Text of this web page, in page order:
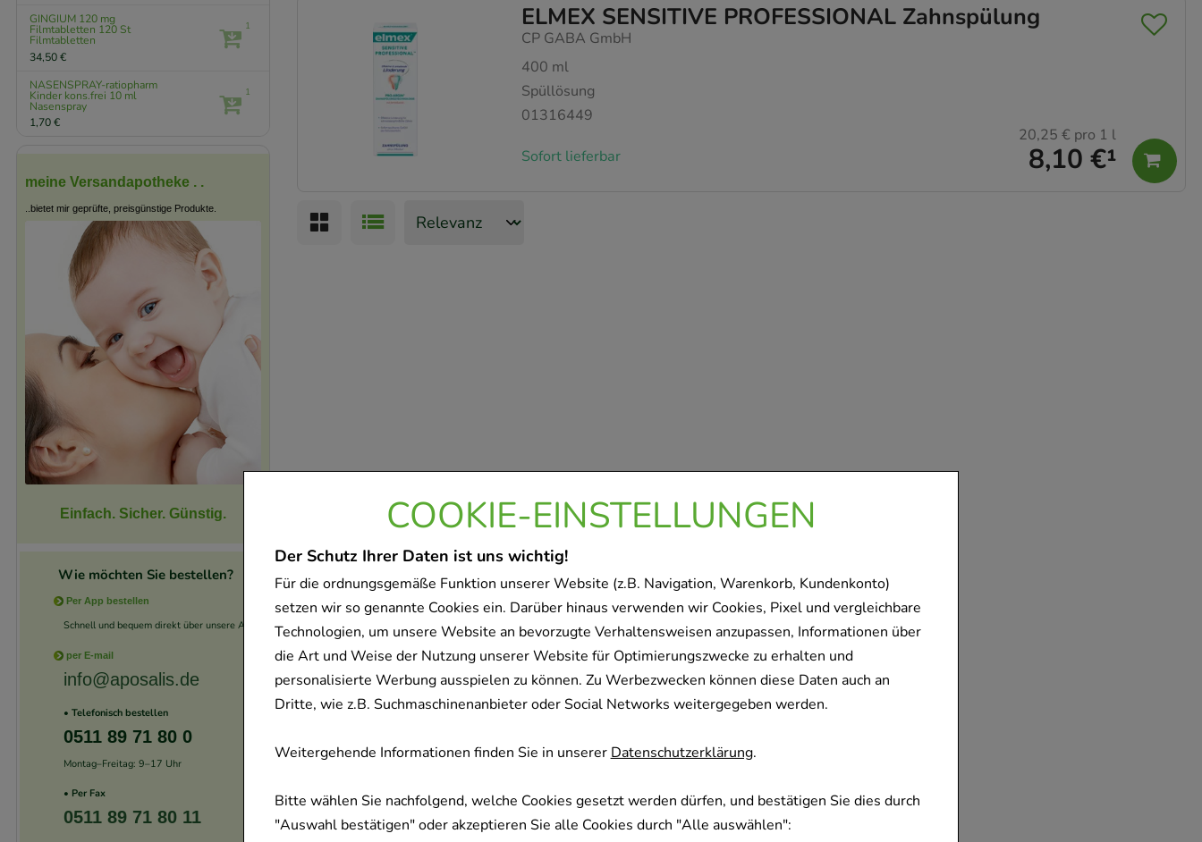
COOKIE-EINSTELLUNGEN
Der Schutz Ihrer Daten ist uns wichtig!
Für die ordnungsgemäße Funktion unserer Website (z.B. Navigation, Warenkorb, Kundenkonto)
setzen wir so genannte Cookies ein. Darüber hinaus verwenden wir Cookies, Pixel und vergleichbare
Technologien, um unsere Website an bevorzugte Verhaltensweisen anzupassen, Informationen über
die Art und Weise der Nutzung unserer Website für Optimierungszwecke zu erhalten und
personalisierte Werbung ausspielen zu können. Zu Werbezwecken können diese Daten auch an
Dritte, wie z.B. Suchmaschinenanbieter oder Social Networks weitergegeben werden.
Weitergehende Informationen finden Sie in unsererDatenschutzerklärung.
Bitte wählen Sie nachfolgend, welche Cookies gesetzt werden dürfen, und bestätigen Sie dies durch
"Auswahl bestätigen" oder akzeptieren Sie alle Cookies durch "Alle auswählen":
ELMEX SENSITIVE PROFESSIONAL Zahnspülung
CP GABA GmbH
400 ml
Spüllösung
01316449
Sofort lieferbar 8,10 €¹
20,25 € pro 1 l
GINGIUM 120 mg
Filmtabletten 120 St
Filmtabletten
34,50 €
1
NASENSPRAY-ratiopharm
Kinder kons.frei 10 ml
Nasenspray
1,70 €
1
meine Versandapotheke . .
..bietet mir geprüfte, preisgünstige Produkte.
Einfach. Sicher. Günstig.
Wie möchten Sie bestellen?
Per App bestellen
Schnell und bequem direkt über unsere App.
per E-mail
info@aposalis.de
• Telefonisch bestellen
0511 89 71 80 0
Montag–Freitag: 9–17 Uhr
• Per Fax
0511 89 71 80 11